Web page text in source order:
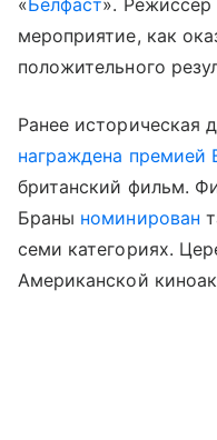
мероприятие, как
положительного
Ранее историческая
награждена премией
британский фильм.
Браны номинирован
семи категориях.
Американской